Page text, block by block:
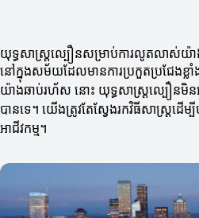
យុទ្ធសាស្ត្រល្បឿនសម្រាប់ការលូតលាស់យ៉
នៅក្នុងសម័យដែលមានការប្រកួតប្រជែងខ្លាំ
យ៉ាងឆាប់រហ័ស នោះ យុទ្ធសាស្ត្រល្បឿនមិន
បានទេ។ យើងត្រូវតែស្វែងរកវិធីសាស្ត្រដើ
អាជីវកម្ម។